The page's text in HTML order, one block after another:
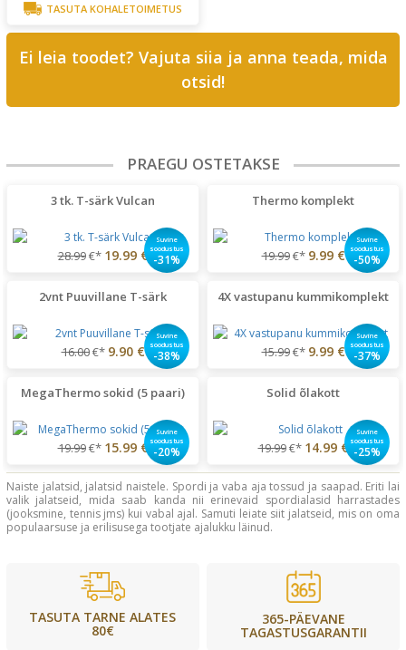
TASUTA KOHALETOIMETUS
Ei leia toodet? Vajuta siia ja anna teada, mida
otsid!
PRAEGU OSTETAKSE
3 tk. T-särk Vulcan
Suvine
soodustus
-31%
28.99€* 19.99 €
Thermo komplekt
Suvine
soodustus
-50%
19.99€* 9.99 €
2vnt Puuvillane T-särk
Suvine
soodustus
-38%
16.00€* 9.90 €
4X vastupanu kummikomplekt
Suvine
soodustus
-37%
15.99€* 9.99 €
MegaThermo sokid (5 paari)
Suvine
soodustus
-20%
19.99€* 15.99 €
Solid õlakott
Suvine
soodustus
-25%
19.99€* 14.99 €
Naiste jalatsid, jalatsid naistele. Spordi ja vaba aja tossud ja saapad. Eriti lai
valik jalatseid, mida saab kanda nii erinevaid spordialasid harrastades
(jooksmine, tennis jms) kui vabal ajal. Samuti leiate siit jalatseid, mis on oma
populaarsuse ja erilisusega tootjate ajalukku läinud.
TASUTA TARNE ALATES
80€
365-PÄEVANE
TAGASTUSGARANTII